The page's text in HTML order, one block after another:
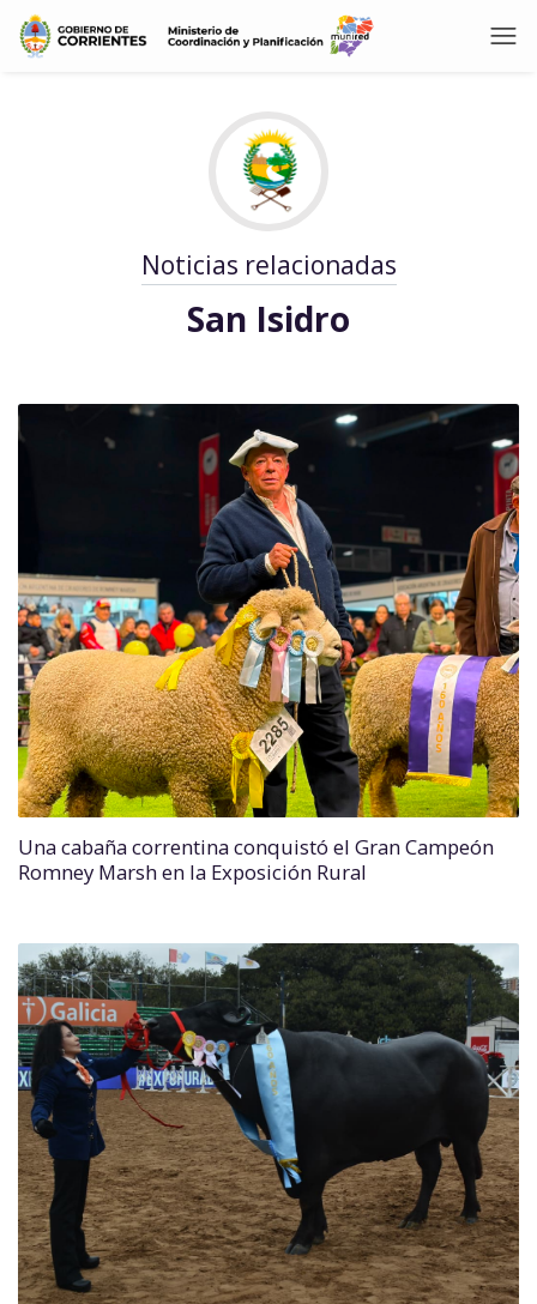
Noticias relacionadas
San Isidro
Una cabaña correntina conquistó el Gran Campeón
Romney Marsh en la Exposición Rural